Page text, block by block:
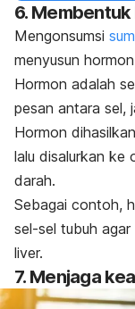
6.
Mengonsumsi
menyusun
Hormon adalah
pesan antara sel,
Hormon
lalu disalurkan ke
darah.
Sebagai contoh,
sel-sel tubuh
liver.
7. Menjaga